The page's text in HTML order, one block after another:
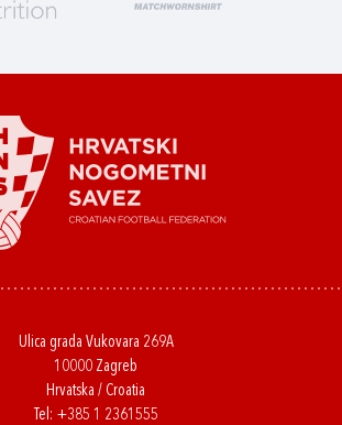
Ulica grada Vukovara 269A
10000 Zagreb
Hrvatska / Croatia
Tel: +385 1 2361555